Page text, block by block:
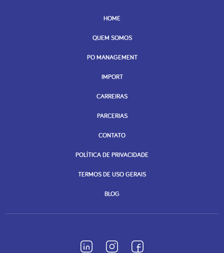
HOME
QUEM SOMOS
PO MANAGEMENT
IMPORT
CARREIRAS
PARCERIAS
CONTATO
POLÍTICA DE PRIVACIDADE
TERMOS DE USO GERAIS
BLOG